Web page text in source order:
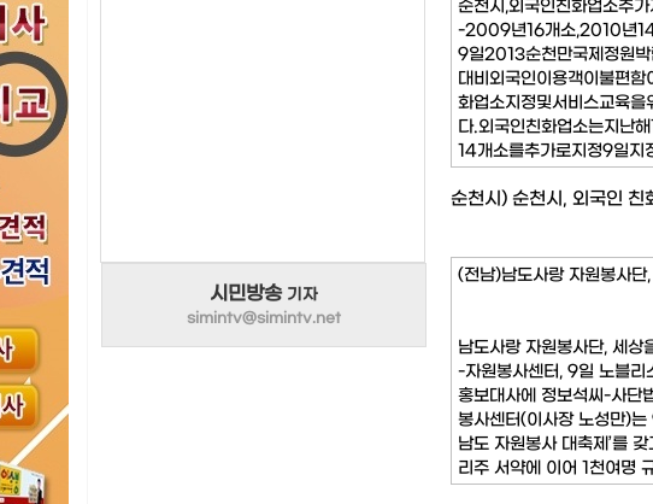
시민방송 기자
simintv@simintv.net
순천시,외국인친화업소추가
-2009년16개소,2010년
9일2013순천만국제정원
대비외국인이용객이불편함
화업소지정및서비스교육을
다.외국인친화업소는지난
14개소를추가로지정9일지
에서는입식테이블및반좌식
외국인
순천시) 순천시, 외국인 친
(전남)남도사랑 자원봉사단
남도사랑 자원봉사단, 세상
-자원봉사센터, 9일 노블리
홍보대사에 정보석씨-사단
봉사센터(이사장 노성만)
남도 자원봉사 대축제’를
리주 서약에 이어 1천여명